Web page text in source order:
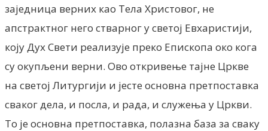
заједница верних као Тела Христовог, не
апстрактног него стварног у светој Евхаристији,
коју Дух Свети реализује преко Епископа око кога
су окупљени верни. Ово откривење тајне Цркве
на светој Литургији и јесте основна претпоставка
сваког дела, и посла, и рада, и служења у Цркви.
То je основна претпоставка, полазна база за сваку